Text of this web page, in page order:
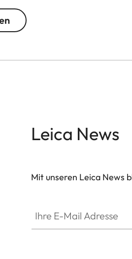
Niggeloh entstanden, der für
Leica News
Mit unseren Leica News